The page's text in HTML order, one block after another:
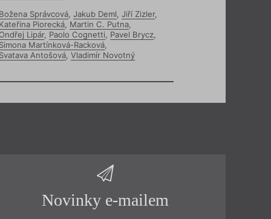
Správcová, Jakub Deml, Jiří Zizler,
Piorecká, Martin C. Putna,
Lipár, Paolo Cognetti, Pavel Brycz,
Martínková-Racková,
Antošová, Vladimír Novotný
Novinky e-mailem